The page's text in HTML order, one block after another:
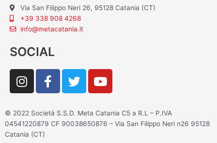
Via San Filippo Neri 26, 95128 Catania (CT)
+39 338 908 4268
info@metacatania.it
SOCIAL
I
n
t
a
g
F
a
e
b
T
w
t
t
Y
o
t
u
© 2022 Società S.S.D. Meta Catania C5 a R.L – P.IVA
04541220879 CF 90038650876 – Via San Filippo Neri n26 95128
Catania (CT)